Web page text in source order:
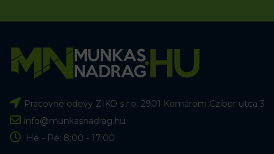
Pracovné odevy ZIKO s.r.o. 2901 Komárom Czibor utca 3
info@munkasnadrag.hu
Hé - Pé: 8:00 - 17:00